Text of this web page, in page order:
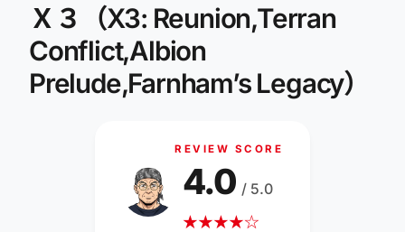
Ｘ３（X3: Reunion,Terran
Conflict,Albion
Prelude,Farnham’s Legacy）
REVIEW SCORE
★★★★☆
4.0 / 5.0